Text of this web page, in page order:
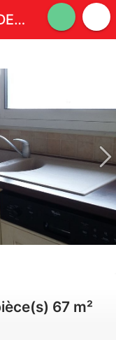
PRES DE LA MAISON DE BEAUREGARD 35000 RENNES
67 m²